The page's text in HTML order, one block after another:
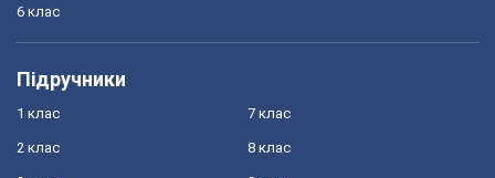
6 клас
Підручники
1 клас
2 клас
7 клас
8 клас